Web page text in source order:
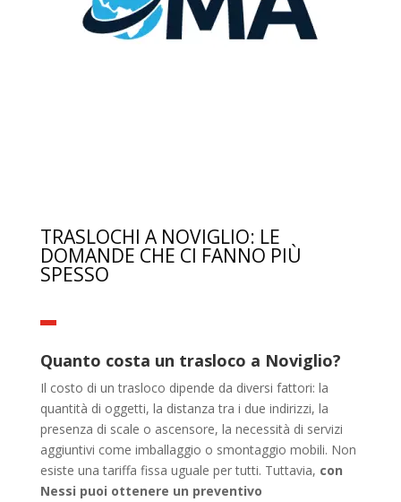
TRASLOCHI A NOVIGLIO: LE
DOMANDE CHE CI FANNO PIÙ
SPESSO
Quanto costa un trasloco a Noviglio?
Il costo di un trasloco dipende da diversi fattori: la
quantità di oggetti, la distanza tra i due indirizzi, la
presenza di scale o ascensore, la necessità di servizi
aggiuntivi come imballaggio o smontaggio mobili. Non
esiste una tariffa fissa uguale per tutti. Tuttavia, con
Nessi puoi ottenere un preventivo